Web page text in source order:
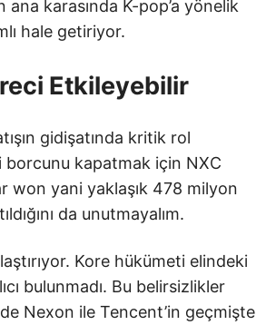
karasında K-pop’a yönelik
hale getiriyor.
Etkileyebilir
gidişatında kritik rol
borcunu kapatmak için NXC
won yani yaklaşık 478 milyon
da unutmayalım.
Kore hükümeti elindeki
bulunmadı. Bu belirsizlikler
Nexon ile Tencent’in geçmişte